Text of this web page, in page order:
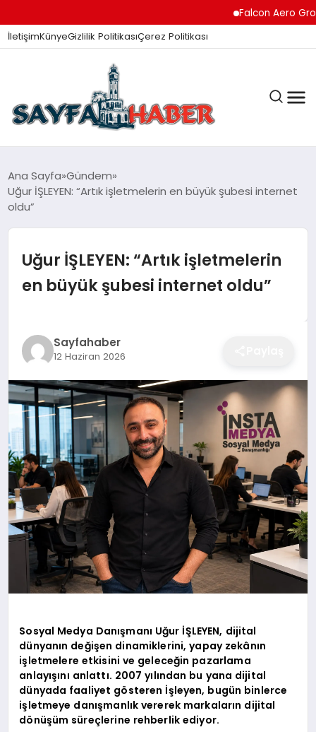
Falcon Aero Group,
İletişimKünyeGizlilik PolitikasıÇerez Politikası
ANA SAYFA
GÜNDEM
İZMIR HABERLERI
EKONOMI
SAĞLIK
SPOR
YAŞAM
DIĞER
Ana Sayfa Gündem
Uğur İŞLEYEN: “Artık işletmelerin en büyük şubesi internet
oldu”
Uğur İŞLEYEN: “Artık işletmelerin
en büyük şubesi internet oldu”
Sayfahaber
12 Haziran 2026
Sosyal Medya Danışmanı Uğur İŞLEYEN, dijital
dünyanın değişen dinamiklerini, yapay zekânın
işletmelere etkisini ve geleceğin pazarlama
anlayışını anlattı. 2007 yılından bu yana dijital
dünyada faaliyet gösteren İşleyen, bugün binlerce
işletmeye danışmanlık vererek markaların dijital
dönüşüm süreçlerine rehberlik ediyor.